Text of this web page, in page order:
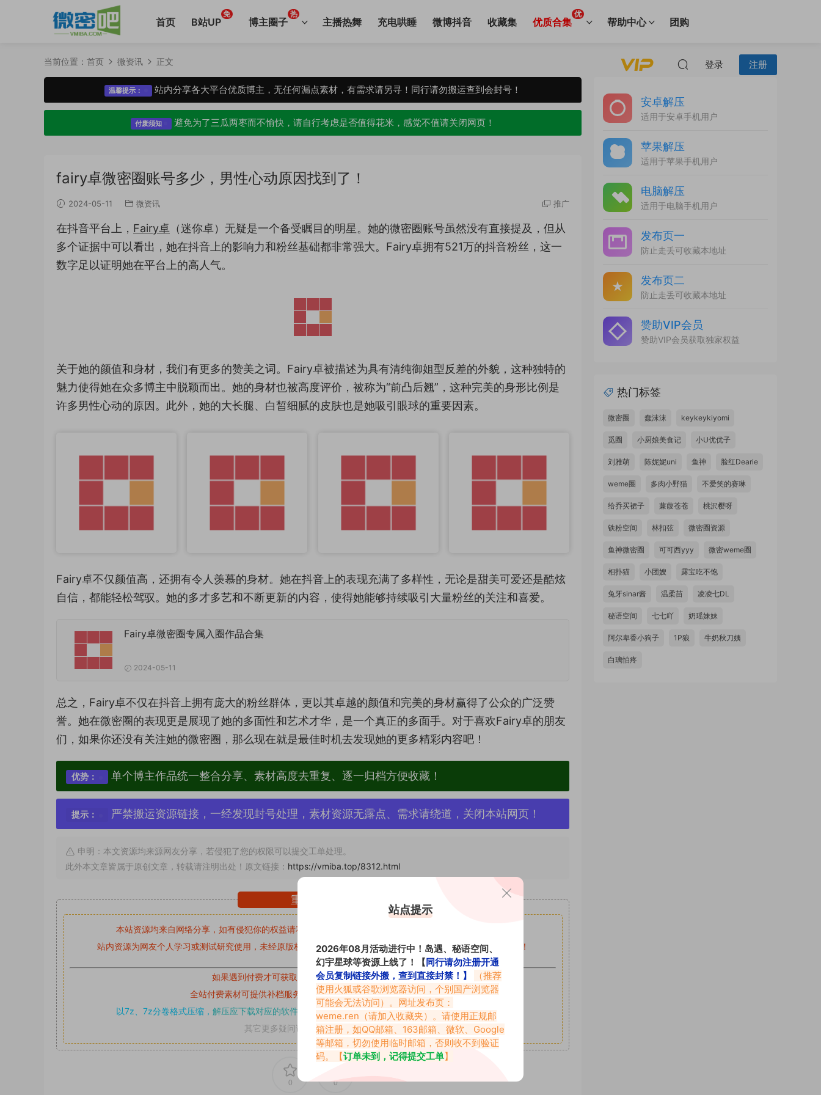
首页 B站UP
免
博主圈子
热
主播热舞 充电哄睡 微博抖音 收藏集 优质合集
优
帮助中心 团购
登录 注册
当前位置： 首页 微资讯 正文
温馨提示： 站内分享各大平台优质博主，无任何漏点素材，有需求请另寻！同行请勿搬运查到会封号！
付废须知 避免为了三瓜两枣而不愉快，请自行考虑是否值得花米，感觉不值请关闭网页！
fairy卓微密圈账号多少，男性心动原因找到了！
2024-05-11 微资讯 推广
在抖音平台上， Fairy卓 （迷你卓）无疑是一个备受瞩目的明星。她的微密圈账号虽然没有直接提及，但从
多个证据中可以看出，她在抖音上的影响力和粉丝基础都非常强大。Fairy卓拥有521万的抖音粉丝，这一
数字足以证明她在平台上的高人气。
关于她的颜值和身材，我们有更多的赞美之词。Fairy卓被描述为具有清纯御姐型反差的外貌，这种独特的
魅力使得她在众多博主中脱颖而出。她的身材也被高度评价，被称为“前凸后翘”，这种完美的身形比例是
许多男性心动的原因。此外，她的大长腿、白皙细腻的皮肤也是她吸引眼球的重要因素。
Fairy卓不仅颜值高，还拥有令人羡慕的身材。她在抖音上的表现充满了多样性，无论是甜美可爱还是酷炫
自信，都能轻松驾驭。她的多才多艺和不断更新的内容，使得她能够持续吸引大量粉丝的关注和喜爱。
Fairy卓微密圈专属入圈作品合集
2024-05-11
总之，Fairy卓不仅在抖音上拥有庞大的粉丝群体，更以其卓越的颜值和完美的身材赢得了公众的广泛赞
誉。她在微密圈的表现更是展现了她的多面性和艺术才华，是一个真正的多面手。对于喜欢Fairy卓的朋友
们，如果你还没有关注她的微密圈，那么现在就是最佳时机去发现她的更多精彩内容吧！
优势： 单个博主作品统一整合分享、素材高度去重复、逐一归档方便收藏！
提示： 严禁搬运资源链接，一经发现封号处理，素材资源无露点、需求请绕道，关闭本站网页！
申明：本文资源均来源网友分享，若侵犯了您的权限可以提交工单处理。
此外本文章皆属于原创文章，转载请注明出处！原文链接： https://vmiba.top/8312.html
重要声明
本站资源均来自网络分享，如有侵犯你的权益请私信留言
站内资源为网友个人学习或测试研究使用，未经原版权作者许可,禁止用于任何商业途径！请在下载24小时内删除！
如果遇到付费才可获取的素材，建议升级对应的VIP。
全站付费素材可提供补档服务
均有备份”，素材以主流网盘分享。
以7z、7z分卷格式压缩， 解压应下载对应的软件操作，
电脑：7-zip；安卓：zarchiver；苹果：解压专家
其它更多疑问请查看站内帮助中心！
0 0
安卓解压
适用于安卓手机用户
苹果解压
适用于苹果手机用户
电脑解压
适用于电脑手机用户
发布页一
防止走丢可收藏本地址
发布页二
防止走丢可收藏本地址
赞助VIP会员
赞助VIP会员获取独家权益
热门标签
微密圈 蠢沫沫 keykeykiyomi
觅圈 小厨娘美食记 小U优优子
刘雅萌 陈妮妮uni 鱼神 脸红Dearie
weme圈 多肉小野猫 不爱笑的赛琳
给乔买裙子 蒹葭苍苍 桃沢樱呀
铁粉空间 林扣弦 微密圈资源
鱼神微密圈 可可西yyy 微密weme圈
相扑猫 小团嫂 露宝吃不饱
兔牙sinar酱 温柔苗 凌凌七DL
秘语空间 七七吖 奶瑶妹妹
阿尔卑香小狗子 1P狼 牛奶秋刀姨
白璃怕疼
站点提示
2026年08月活动进行中！岛遇、秘语空间、
幻宇星球等资源上线了！【同行请勿注册开通
会员复制链接外搬，查到直接封禁！】
（推荐
使用火狐或谷歌浏览器访问，个别国产浏览器
可能会无法访问）。网址发布页：
weme.ren （请加入收藏夹）。请使用正规邮
箱注册，如QQ邮箱、163邮箱、微软、Google
等邮箱，切勿使用临时邮箱，否则收不到验证
码。【订单未到，记得提交工单】